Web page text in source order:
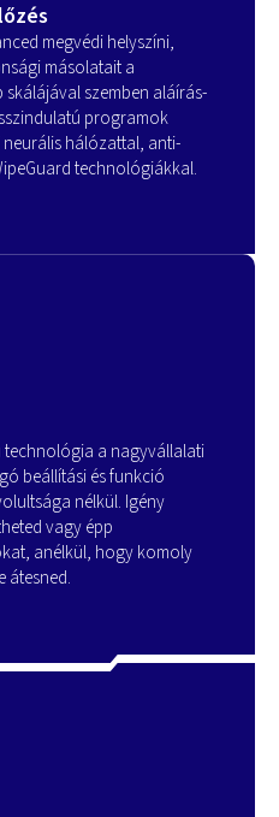
megvédi helyszíni,
másolatait a
skálájával szemben aláírás-
programok
neurális hálózattal, anti-
technológiákkal.
technológia a nagyvállalati
beállítási és funkció
nélkül. Igény
vagy épp
anélkül, hogy komoly
átesned.